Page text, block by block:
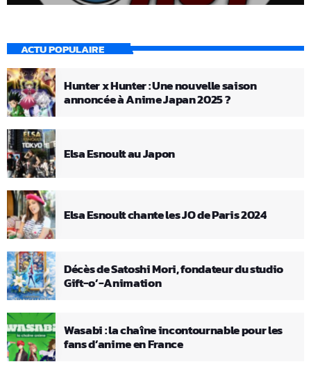
ACTU POPULAIRE
Hunter x Hunter : Une nouvelle saison
annoncée à Anime Japan 2025 ?
Elsa Esnoult au Japon
Elsa Esnoult chante les JO de Paris 2024
Décès de Satoshi Mori, fondateur du studio
Gift-o’-Animation
Wasabi : la chaîne incontournable pour les
fans d’anime en France